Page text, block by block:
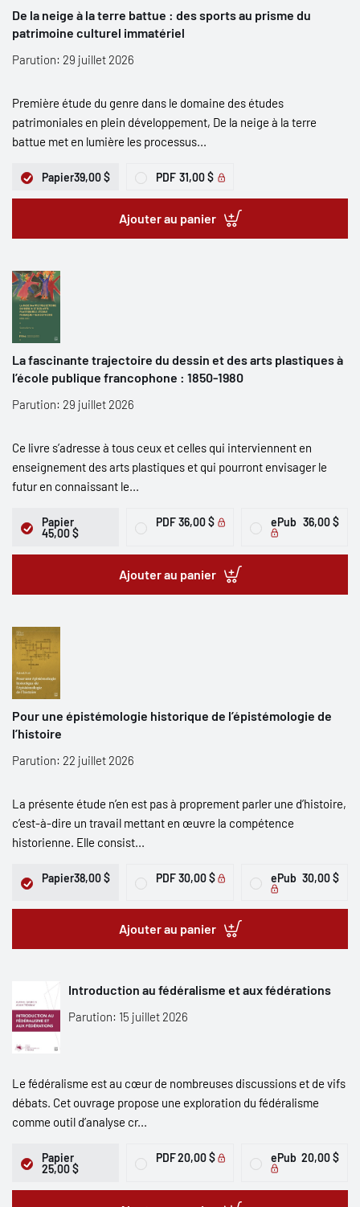
De la neige à la terre battue : des sports au prisme du
patrimoine culturel immatériel
Parution: 29 juillet 2026
Première étude du genre dans le domaine des études
patrimoniales en plein développement, De la neige à la terre
battue met en lumière les processus...
Papier39,00 $ PDF 31,00 $
Ajouter au panier
La fascinante trajectoire du dessin et des arts plastiques à
l’école publique francophone : 1850-1980
Parution: 29 juillet 2026
Ce livre s’adresse à tous ceux et celles qui interviennent en
enseignement des arts plastiques et qui pourront envisager le
futur en connaissant le...
Papier
45,00 $
PDF 36,00 $ ePub 36,00 $
Ajouter au panier
Pour une épistémologie historique de l’épistémologie de
l’histoire
Parution: 22 juillet 2026
La présente étude n’en est pas à proprement parler une d’histoire,
c’est-à-dire un travail mettant en œuvre la compétence
historienne. Elle consist...
Papier38,00 $ PDF30,00 $ ePub 30,00 $
Ajouter au panier
Introduction au fédéralisme et aux fédérations
Parution: 15 juillet 2026
Le fédéralisme est au cœur de nombreuses discussions et de vifs
débats. Cet ouvrage propose une exploration du fédéralisme
comme outil d’analyse cr...
Papier
25,00 $
PDF20,00 $ ePub 20,00 $